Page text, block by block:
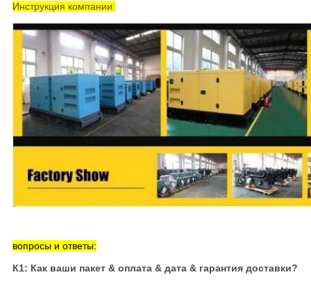
Инструкция компании:
вопросы и ответы:
К1: Как ваши пакет & оплата & дата & гарантия доставки?